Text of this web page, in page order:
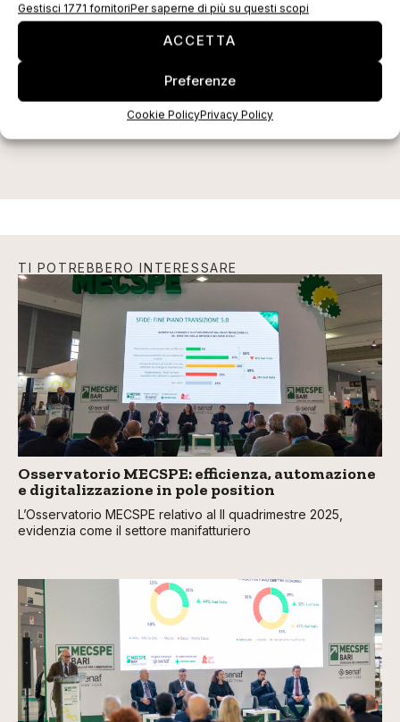
Gestisci 1771 fornitoriPer saperne di più su questi scopi
ACCETTA
Preferenze
Cookie PolicyPrivacy Policy
ISCRIVITI ALLA NEWSLETTER
TI POTREBBERO INTERESSARE
Osservatorio MECSPE: efficienza, automazione
e digitalizzazione in pole position
L’Osservatorio MECSPE relativo al II quadrimestre 2025,
evidenzia come il settore manifatturiero